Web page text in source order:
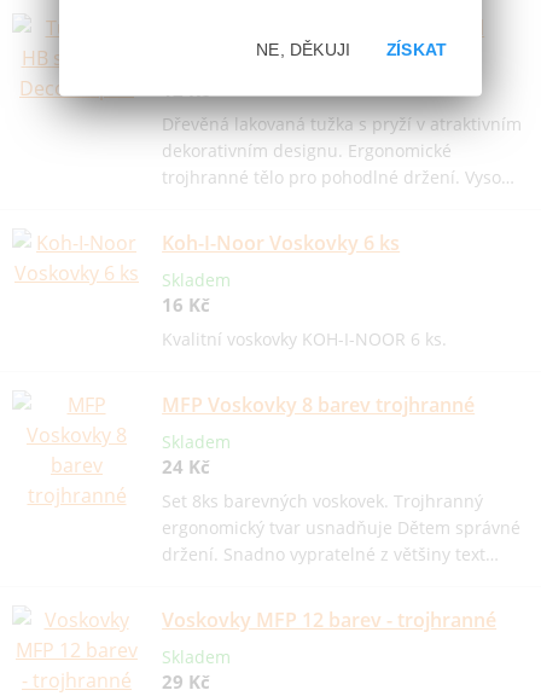
12 Kč
Dřevěná lakovaná tužka s pryží v atraktivním
dekorativním designu. Ergonomické
trojhranné tělo pro pohodlné držení. Vyso…
Koh-I-Noor Voskovky 6 ks
Skladem
16 Kč
Kvalitní voskovky KOH-I-NOOR 6 ks.
MFP Voskovky 8 barev trojhranné
Skladem
24 Kč
Set 8ks barevných voskovek. Trojhranný
ergonomický tvar usnadňuje Dětem správné
držení. Snadno vypratelné z většiny text…
Voskovky MFP 12 barev - trojhranné
Skladem
29 Kč
ZÍSKAT
NE, DĚKUJI